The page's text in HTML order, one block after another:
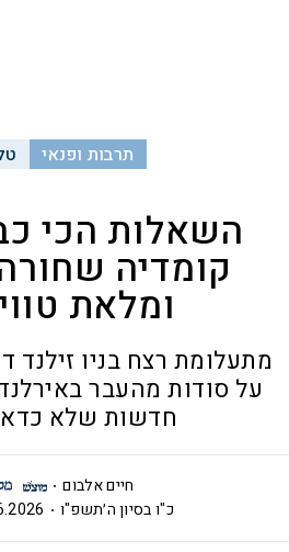
תרבות ופנאי
השאלות הכי
קומדיה
ומלאת
מתעלומת רצח בניו זילנד
על סודות מהעבר
חדשות שלא
חיים אלבום
כ"ו בסיון ה׳תשפ"ו
| 09:26